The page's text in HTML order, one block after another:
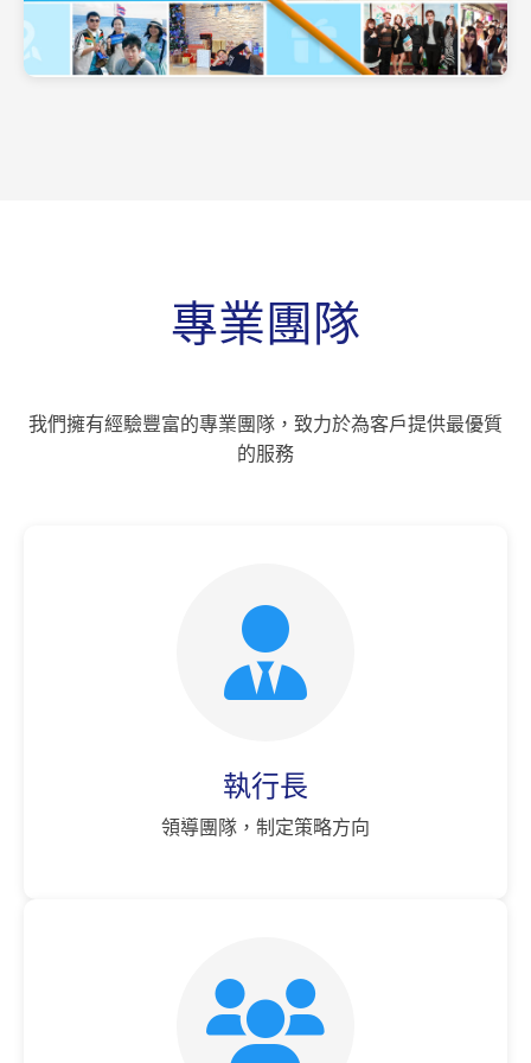
專業團隊
我們擁有經驗豐富的專業團隊，致力於為客戶提供最優質
的服務
執行長
領導團隊，制定策略方向